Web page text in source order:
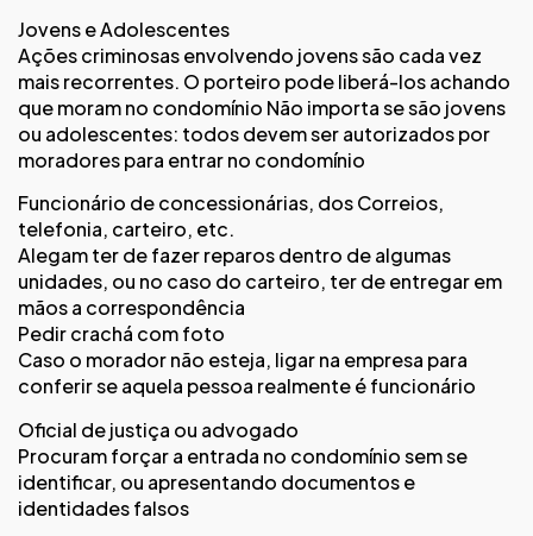
Jovens e Adolescentes
Ações criminosas envolvendo jovens são cada vez
mais recorrentes. O porteiro pode liberá-los achando
que moram no condomínio Não importa se são jovens
ou adolescentes: todos devem ser autorizados por
moradores para entrar no condomínio
Funcionário de concessionárias, dos Correios,
telefonia, carteiro, etc.
Alegam ter de fazer reparos dentro de algumas
unidades, ou no caso do carteiro, ter de entregar em
mãos a correspondência
Pedir crachá com foto
Caso o morador não esteja, ligar na empresa para
conferir se aquela pessoa realmente é funcionário
Oficial de justiça ou advogado
Procuram forçar a entrada no condomínio sem se
identificar, ou apresentando documentos e
identidades falsos